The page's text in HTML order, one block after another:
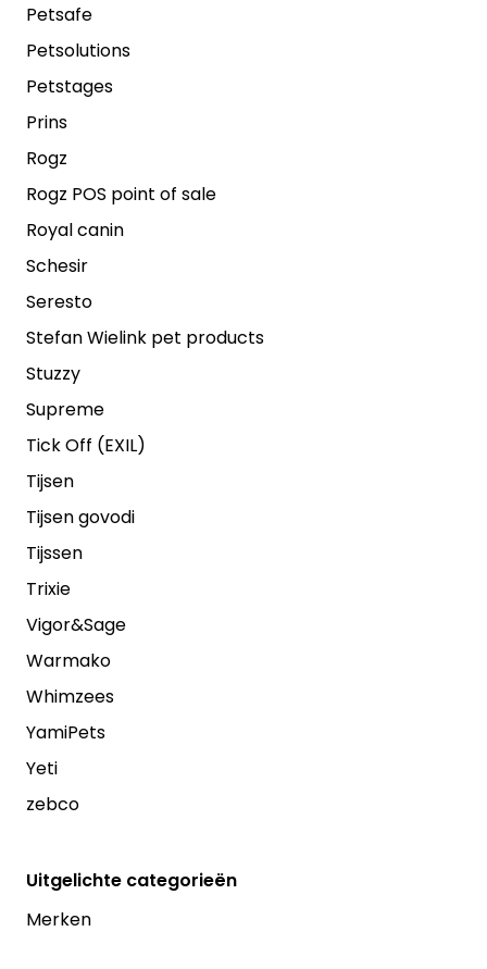
Petsafe
Petsolutions
Petstages
Prins
Rogz
Rogz POS point of sale
Royal canin
Schesir
Seresto
Stefan Wielink pet products
Stuzzy
Supreme
Tick Off (EXIL)
Tijsen
Tijsen govodi
Tijssen
Trixie
Vigor&Sage
Warmako
Whimzees
YamiPets
Yeti
zebco
Uitgelichte categorieën
Merken